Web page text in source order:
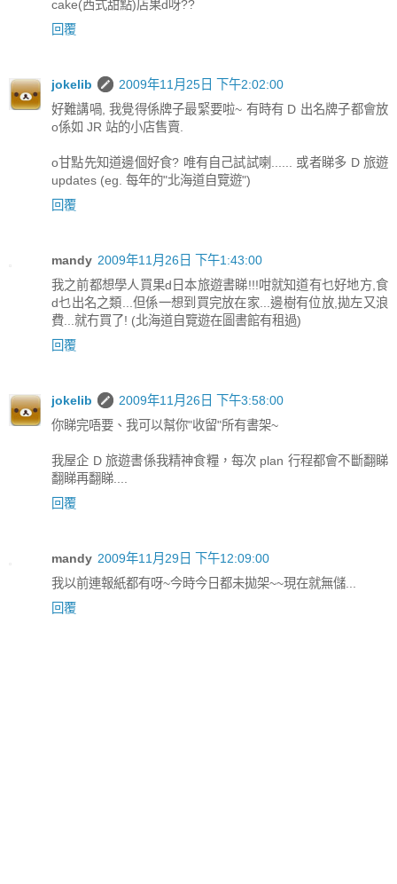
cake(西式甜點)店果d呀??
回覆
jokelib
2009年11月25日 下午2:02:00
好難講喎, 我覺得係牌子最緊要啦~ 有時有 D 出名牌子都會放
o係如 JR 站的小店售賣.
o甘點先知道邊個好食? 唯有自己試試喇...... 或者睇多 D 旅遊
updates (eg. 每年的"北海道自覽遊")
回覆
mandy 2009年11月26日 下午1:43:00
我之前都想學人買果d日本旅遊書睇!!!咁就知道有乜好地方,食
d乜出名之類...但係一想到買完放在家...邊樹有位放,拋左又浪
費...就冇買了! (北海道自覽遊在圖書館有租過)
回覆
jokelib
2009年11月26日 下午3:58:00
你睇完唔要、我可以幫你"收留"所有書架~
我屋企 D 旅遊書係我精神食糧，每次 plan 行程都會不斷翻睇
翻睇再翻睇....
回覆
mandy 2009年11月29日 下午12:09:00
我以前連報紙都有呀~今時今日都未拋架~~現在就無儲...
回覆